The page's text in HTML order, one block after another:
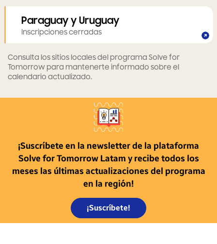
Paraguay y Uruguay
Inscripciones cerradas
Consulta los sitios locales del programa Solve for
Tomorrow para mantenerte informado sobre el
calendario actualizado.
¡Suscríbete en la newsletter de la plataforma
Solve for Tomorrow Latam y recibe todos los
meses las últimas actualizaciones del programa
en la región!
¡Suscríbete!